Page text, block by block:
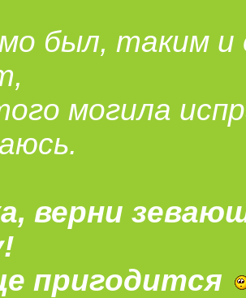
был, таким
могила
верни
пригодится